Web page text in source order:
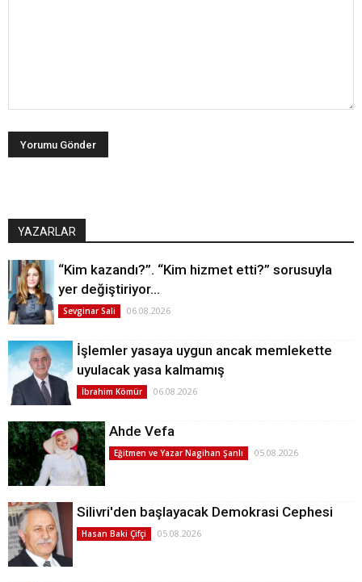
YAZARLAR
“Kim kazandı?”. “Kim hizmet etti?” sorusuyla
yer değiştiriyor…
Sevginar Sali 06.08.2026
İşlemler yasaya uygun ancak memlekette
uyulacak yasa kalmamış
İbrahim Kömür 06.08.2026
Ahde Vefa
Eğitmen ve Yazar Nagihan Şanlı 05.08.2026
Silivri'den başlayacak Demokrasi Cephesi
Hasan Baki Çifçi 05.08.2026